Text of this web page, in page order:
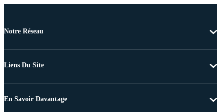
Notre Réseau
Liens Du Site
En Savoir Davantage